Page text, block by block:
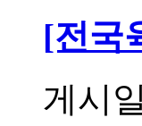
[전국
게시